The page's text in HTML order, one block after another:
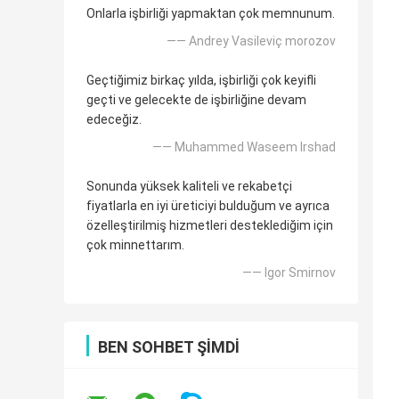
Onlarla işbirliği yapmaktan çok memnunum.
—— Andrey Vasileviç morozov
Geçtiğimiz birkaç yılda, işbirliği çok keyifli
geçti ve gelecekte de işbirliğine devam
edeceğiz.
—— Muhammed Waseem Irshad
Sonunda yüksek kaliteli ve rekabetçi
fiyatlarla en iyi üreticiyi bulduğum ve ayrıca
özelleştirilmiş hizmetleri desteklediğim için
çok minnettarım.
—— Igor Smirnov
BEN SOHBET ŞIMDI